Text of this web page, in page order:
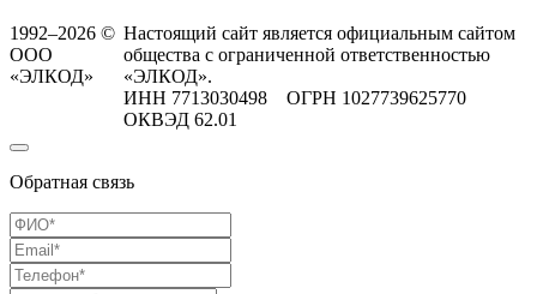
1992–2026 ©
ООО
«ЭЛКОД»
Настоящий сайт является официальным сайтом
общества с ограниченной ответственностью
«ЭЛКОД».
ИНН 7713030498 ОГРН 1027739625770
ОКВЭД 62.01
Обратная связь